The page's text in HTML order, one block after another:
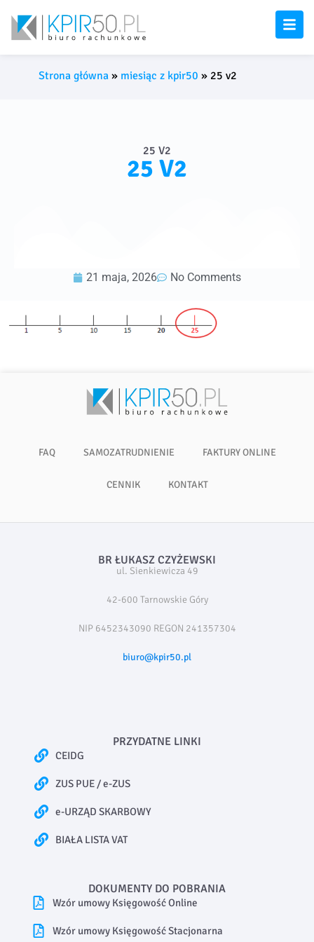
Strona główna » miesiąc z kpir50 » 25 v2
25 V2
25 V2
21 maja, 2026 No Comments
FAQ SAMOZATRUDNIENIE FAKTURY ONLINE
CENNIK KONTAKT
BR ŁUKASZ CZYŻEWSKI
ul. Sienkiewicza 49
42-600 Tarnowskie Góry
NIP 6452343090 REGON 241357304
biuro@kpir50.pl
PRZYDATNE LINKI
CEIDG
ZUS PUE / e-ZUS
e-URZĄD SKARBOWY
BIAŁA LISTA VAT
DOKUMENTY DO POBRANIA
Wzór umowy Księgowość Online
Wzór umowy Księgowość Stacjonarna